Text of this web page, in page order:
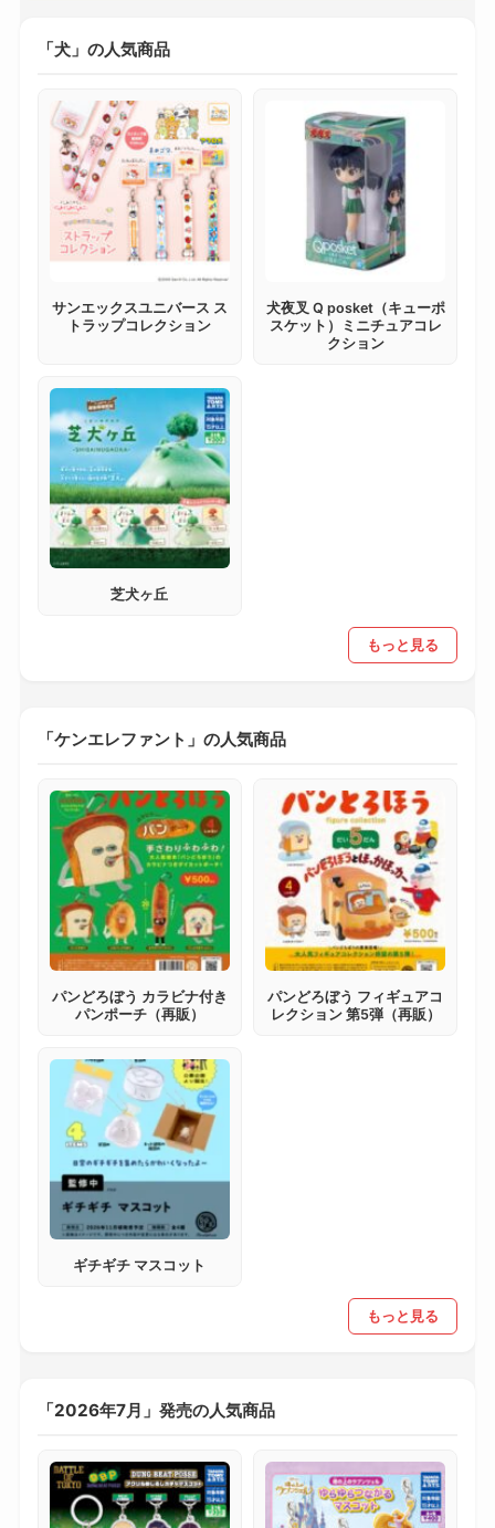
「犬」の人気商品
サンエックスユニバース ス
トラップコレクション
犬夜叉 Q posket（キューポ
スケット）ミニチュアコレ
クション
芝犬ヶ丘
もっと見る
「ケンエレファント」の人気商品
パンどろぼう カラビナ付き
パンポーチ（再販）
パンどろぼう フィギュアコ
レクション 第5弾（再販）
ギチギチ マスコット
もっと見る
「2026年7月」発売の人気商品